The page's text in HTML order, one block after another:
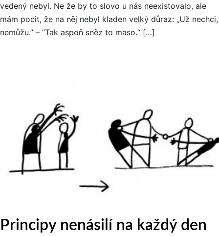
vedený nebyl. Ne že by to slovo u nás neexistovalo, ale
mám pocit, že na něj nebyl kladen velký důraz: „Už nechci,
nemůžu.” – “Tak aspoň sněz to maso.“ […]
Principy nenásilí na každý den